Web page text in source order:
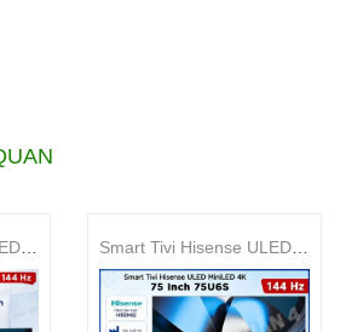
tương phản vô tận, màu đen